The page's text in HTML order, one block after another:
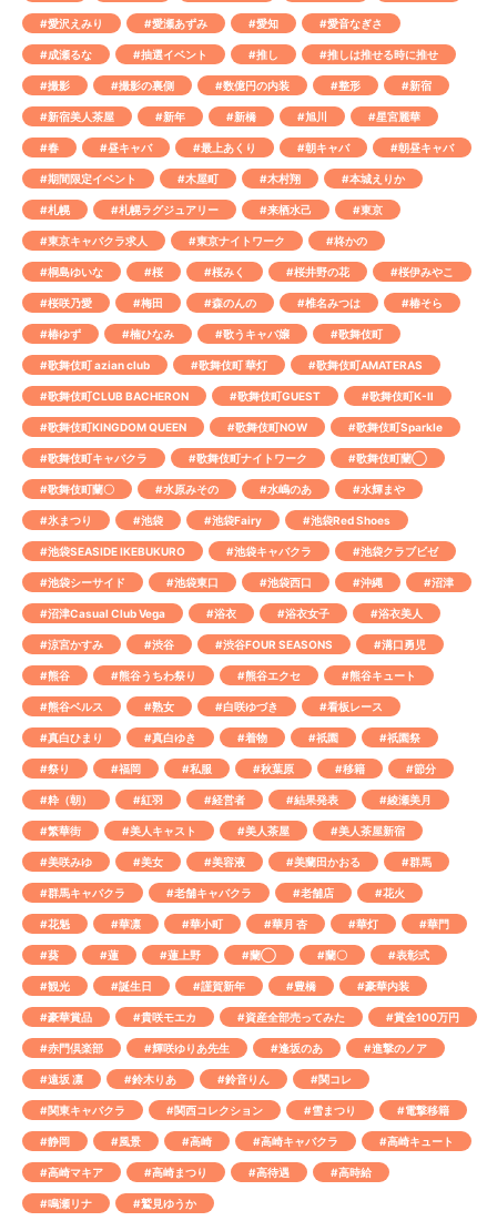
#愛沢えみり #愛瀬あずみ #愛知 #愛音なぎさ
#成瀬るな #抽選イベント #推し #推しは推せる時に推せ
#撮影 #撮影の裏側 #数億円の内装 #整形 #新宿
#新宿美人茶屋 #新年 #新橋 #旭川 #星宮麗華
#春 #昼キャバ #最上あくり #朝キャバ #朝昼キャバ
#期間限定イベント #木屋町 #木村翔 #本城えりか
#札幌 #札幌ラグジュアリー #来栖水己 #東京
#東京キャバクラ求人 #東京ナイトワーク #柊かの
#桐島ゆいな #桜 #桜みく #桜井野の花 #桜伊みやこ
#桜咲乃愛 #梅田 #森のんの #椎名みつは #椿そら
#椿ゆず #楠ひなみ #歌うキャバ嬢 #歌舞伎町
#歌舞伎町 azian club #歌舞伎町 華灯 #歌舞伎町AMATERAS
#歌舞伎町CLUB BACHERON #歌舞伎町GUEST #歌舞伎町K-Ⅱ
#歌舞伎町KINGDOM QUEEN #歌舞伎町NOW #歌舞伎町Sparkle
#歌舞伎町キャバクラ #歌舞伎町ナイトワーク #歌舞伎町蘭◯
#歌舞伎町蘭〇 #水原みその #水嶋のあ #水輝まや
#氷まつり #池袋 #池袋Fairy #池袋Red Shoes
#池袋SEASIDE IKEBUKURO #池袋キャバクラ #池袋クラブビゼ
#池袋シーサイド #池袋東口 #池袋西口 #沖縄 #沼津
#沼津Casual Club Vega #浴衣 #浴衣女子 #浴衣美人
#涼宮かすみ #渋谷 #渋谷FOUR SEASONS #溝口勇児
#熊谷 #熊谷うちわ祭り #熊谷エクセ #熊谷キュート
#熊谷ベルス #熟女 #白咲ゆづき #看板レース
#真白ひまり #真白ゆき #着物 #祇園 #祇園祭
#祭り #福岡 #私服 #秋葉原 #移籍 #節分
#粋（朝） #紅羽 #経営者 #結果発表 #綾瀬美月
#繁華街 #美人キャスト #美人茶屋 #美人茶屋新宿
#美咲みゆ #美女 #美容液 #美蘭田かおる #群馬
#群馬キャバクラ #老舗キャバクラ #老舗店 #花火
#花魁 #華凛 #華小町 #華月 杏 #華灯 #華門
#葵 #蓮 #蓮上野 #蘭◯ #蘭〇 #表彰式
#観光 #誕生日 #謹賀新年 #豊橋 #豪華内装
#豪華賞品 #貴咲モエカ #資産全部売ってみた #賞金100万円
#赤門倶楽部 #輝咲ゆりあ先生 #逢坂のあ #進撃のノア
#遠坂 凛 #鈴木りあ #鈴音りん #関コレ
#関東キャバクラ #関西コレクション #雪まつり #電撃移籍
#静岡 #風景 #高崎 #高崎キャバクラ #高崎キュート
#高崎マキア #高崎まつり #高待遇 #高時給
#鳴瀬リナ #鷲見ゆうか